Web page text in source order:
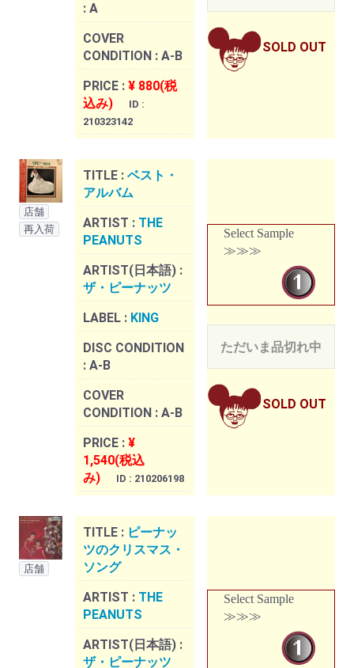
: A
COVER
CONDITION : A-B
PRICE : ¥ 880(税
込み)
ID :
210323142
SOLD OUT
店舗
再入荷
TITLE : ベスト・
アルバム
ARTIST : THE
PEANUTS
ARTIST(日本語) :
ザ・ピーナッツ
LABEL : KING
DISC CONDITION
: A-B
COVER
CONDITION : A-B
PRICE : ¥
1,540(税込
み)
ID : 210206198
Select Sample
≫≫≫
ただいま品切れ中
SOLD OUT
店舗
TITLE : ピーナッ
ツのクリスマス・
ソング
ARTIST : THE
PEANUTS
ARTIST(日本語) :
ザ・ピーナッツ
Select Sample
≫≫≫